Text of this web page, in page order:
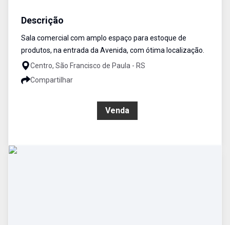
Descrição
Sala comercial com amplo espaço para estoque de
produtos, na entrada da Avenida, com ótima localização.
Centro, São Francisco de Paula - RS
Compartilhar
Venda